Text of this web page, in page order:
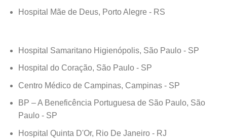
Hospital Mãe de Deus, Porto Alegre - RS
Hospital Samaritano Higienópolis, São Paulo - SP
Hospital do Coração, São Paulo - SP
Centro Médico de Campinas, Campinas - SP
BP – A Beneficência Portuguesa de São Paulo, São
Paulo - SP
Hospital Quinta D'Or, Rio De Janeiro - RJ